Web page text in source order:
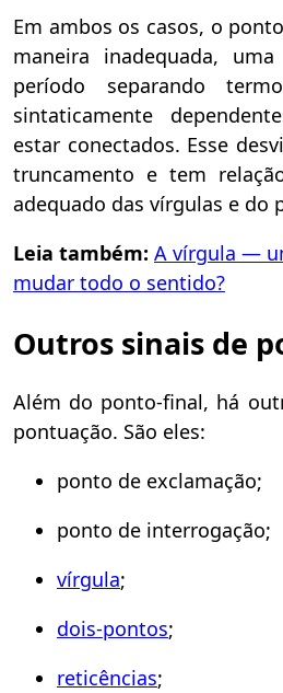
Em ambos os casos, o
maneira inadequada,
período separando
sintaticamente
estar conectados. Esse
truncamento e tem
adequado das vírgulas e do
Leia também: A vírgula —
mudar todo o sentido?
Outros sinais de
Além do ponto-final, há
pontuação. São eles:
ponto de exclamação;
ponto de interrogação;
vírgula;
dois-pontos;
reticências;